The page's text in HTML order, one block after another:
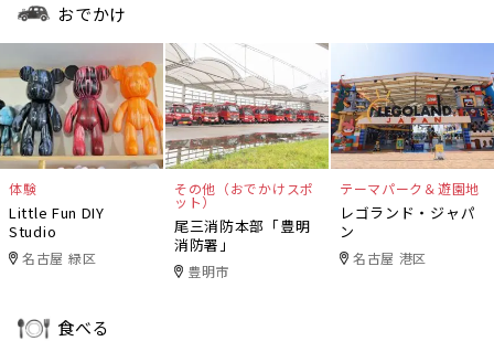
おでかけ
体験
Little Fun DIY
Studio
名古屋 緑区
その他（おでかけスポ
ット）
尾三消防本部「豊明
消防署」
豊明市
テーマパーク＆遊園地
レゴランド・ジャパ
ン
名古屋 港区
食べる